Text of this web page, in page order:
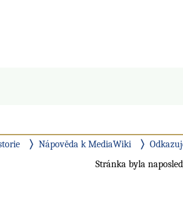
Nápověda k MediaWiki
Stránka byla